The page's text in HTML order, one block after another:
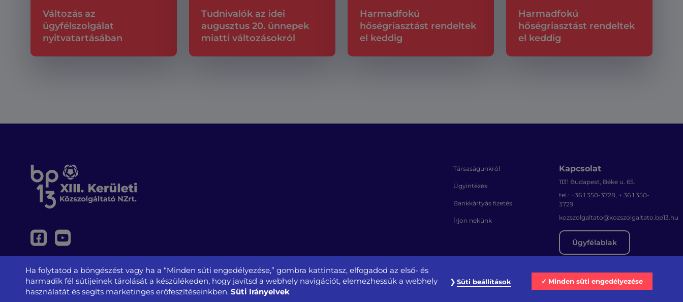
Változás az
ügyfélszolgálat
nyitvatartásában
Tudnivalók az idei
augusztus 20. ünnepek
miatti változásokról
Harmadfokú
hőségriasztást rendeltek
el keddig
Harmadfokú
hőségriasztást rendeltek
el keddig
Társaságunkról
Ügyintézés
Bankkártyás fizetés
Írjon nekünk
Kapcsolat
1131 Budapest, Béke u. 65.
tel.: +36 1 350-3728, + 36 1 350-
3729
kozszolgaltato@kozszolgaltato.bp13.hu
Ügyfélablak
Adatvédelem és jogi nyilatkozat @ XIII. Kerületi Közszolgáltató NZrt. Oldaltérkép Akadálymentesítési nyilatkozat Sajtószoba
Ha folytatod a böngészést vagy ha a “Minden süti engedélyezése,” gombra kattintasz, elfogadod az első- és
harmadik fél sütijeinek tárolását a készülékeden, hogy javítsd a webhely navigációt, elemezhessük a webhely
használatát és segíts marketinges erőfeszítéseinkben. Süti Irányelvek
Minden süti engedélyezése
Süti beállítások